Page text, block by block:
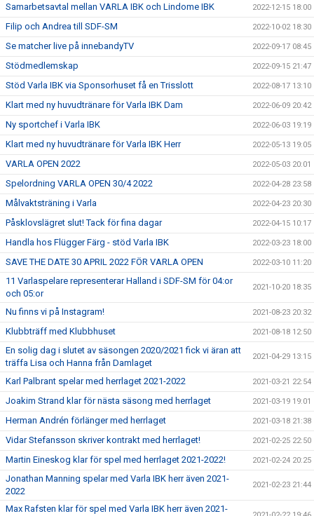
Samarbetsavtal mellan VARLA IBK och Lindome IBK 2022-12-15 18:00
Filip och Andrea till SDF-SM 2022-10-02 18:30
Se matcher live på innebandyTV 2022-09-17 08:45
Stödmedlemskap 2022-09-15 21:47
Stöd Varla IBK via Sponsorhuset få en Trisslott 2022-08-17 13:10
Klart med ny huvudtränare för Varla IBK Dam 2022-06-09 20:42
Ny sportchef i Varla IBK 2022-06-03 19:19
Klart med ny huvudtränare för Varla IBK Herr 2022-05-13 19:05
VARLA OPEN 2022 2022-05-03 20:01
Spelordning VARLA OPEN 30/4 2022 2022-04-28 23:58
Målvaktsträning i Varla 2022-04-23 20:30
Påsklovslägret slut! Tack för fina dagar 2022-04-15 10:17
Handla hos Flügger Färg - stöd Varla IBK 2022-03-23 18:00
SAVE THE DATE 30 APRIL 2022 FÖR VARLA OPEN 2022-03-10 11:20
11 Varlaspelare representerar Halland i SDF-SM för 04:or
och 05:or
2021-10-20 18:35
Nu finns vi på Instagram! 2021-08-23 20:32
Klubbträff med Klubbhuset 2021-08-18 12:50
En solig dag i slutet av säsongen 2020/2021 fick vi äran att
träffa Lisa och Hanna från Damlaget
2021-04-29 13:15
Karl Palbrant spelar med herrlaget 2021-2022 2021-03-21 22:54
Joakim Strand klar för nästa säsong med herrlaget 2021-03-19 19:01
Herman Andrén förlänger med herrlaget 2021-03-18 21:38
Vidar Stefansson skriver kontrakt med herrlaget! 2021-02-25 22:50
Martin Eineskog klar för spel med herrlaget 2021-2022! 2021-02-24 20:25
Jonathan Manning spelar med Varla IBK herr även 2021-
2022
2021-02-23 21:44
Max Rafsten klar för spel med Varla IBK herr även 2021-